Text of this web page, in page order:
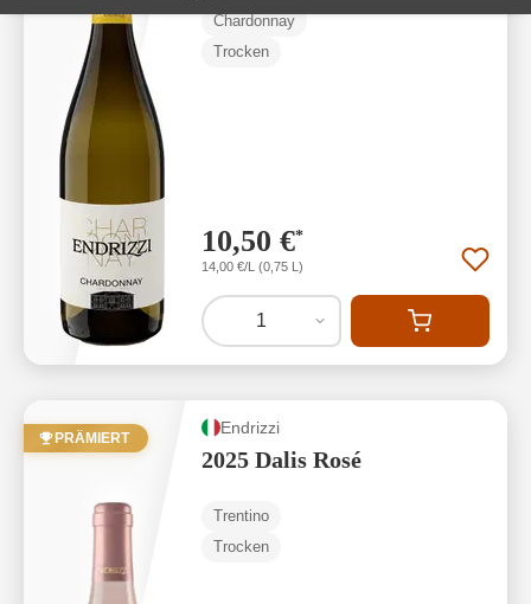
Chardonnay
Trocken
10,50 €*
14,00 €/L (0,75 L)
1
PRÄMIERT
Endrizzi
2025 Dalis Rosé
Trentino
Trocken